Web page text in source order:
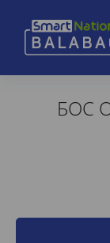
БОС